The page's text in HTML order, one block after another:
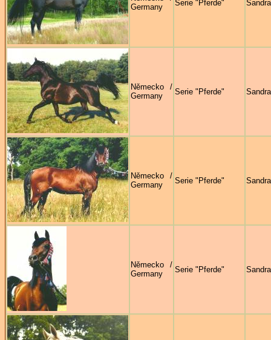
Germany
Serie "Pferde"
Německo /
Germany
Serie "Pferde"
Německo /
Germany
Serie "Pferde"
Německo /
Germany
Serie "Pferde"